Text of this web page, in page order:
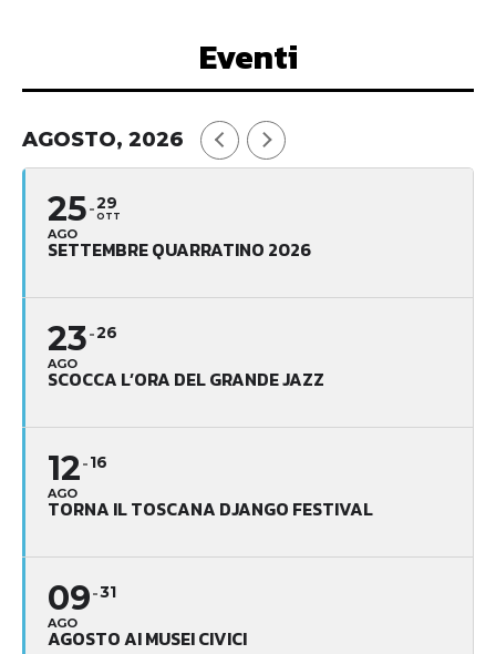
Eventi
AGOSTO, 2026
25
AGO
29
OTT
SETTEMBRE QUARRATINO 2026
23
AGO
26
SCOCCA L’ORA DEL GRANDE JAZZ
12
AGO
16
TORNA IL TOSCANA DJANGO FESTIVAL
09
AGO
31
AGOSTO AI MUSEI CIVICI